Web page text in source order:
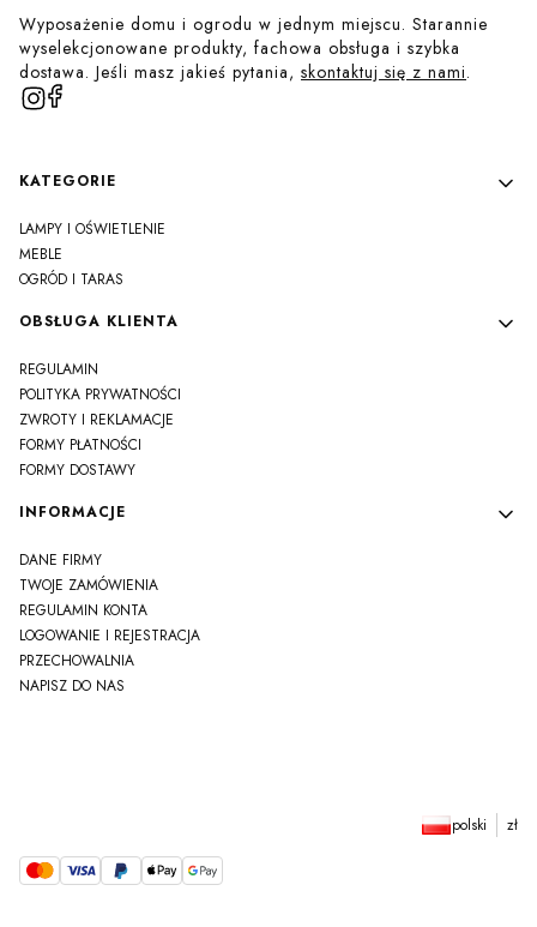
Wyposażenie domu i ogrodu w jednym miejscu. Starannie
wyselekcjonowane produkty, fachowa obsługa i szybka
dostawa. Jeśli masz jakieś pytania, skontaktuj się z nami.
Linki w stopce
KATEGORIE
LAMPY I OŚWIETLENIE
MEBLE
OGRÓD I TARAS
OBSŁUGA KLIENTA
REGULAMIN
POLITYKA PRYWATNOŚCI
ZWROTY I REKLAMACJE
FORMY PŁATNOŚCI
FORMY DOSTAWY
INFORMACJE
DANE FIRMY
TWOJE ZAMÓWIENIA
REGULAMIN KONTA
LOGOWANIE I REJESTRACJA
PRZECHOWALNIA
NAPISZ DO NAS
polski zł